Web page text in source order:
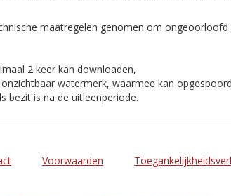
maatregelen genomen om
2 keer kan downloaden,
watermerk, waarmee kan
bezit is na de uitleenperiode.
Voorwaarden